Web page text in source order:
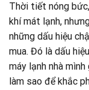
Thời tiết nóng
khí mát lạnh,
những dấu hiệu
mua. Đó là dấu
máy lạnh nhà
làm sao để khắc